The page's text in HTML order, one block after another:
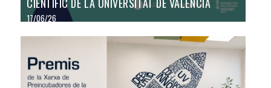
CIENTÍFIC DE LA UNIVERSITAT DE VALÈNCIA
17/06/26